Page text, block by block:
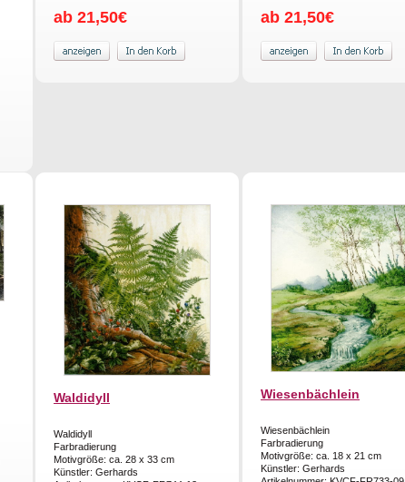
ab 21,50€ ab 21,50€
Waldidyll
Waldidyll
Farbradierung
Motivgröße: ca. 28 x 33 cm
Künstler: Gerhards
Wiesenbächlein
Wiesenbächlein
Farbradierung
Motivgröße: ca. 18 x 21 cm
Künstler: Gerhards